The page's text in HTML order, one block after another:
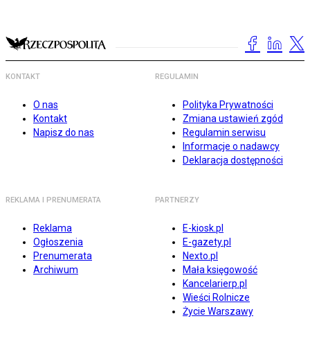
KONTAKT
O nas
Kontakt
Napisz do nas
REGULAMIN
Polityka Prywatności
Zmiana ustawień zgód
Regulamin serwisu
Informacje o nadawcy
Deklaracja dostępności
REKLAMA I PRENUMERATA
Reklama
Ogłoszenia
Prenumerata
Archiwum
PARTNERZY
E-kiosk.pl
E-gazety.pl
Nexto.pl
Mała księgowość
Kancelarierp.pl
Wieści Rolnicze
Życie Warszawy